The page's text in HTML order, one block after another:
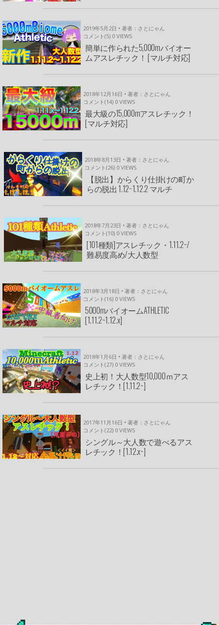
2019年5月2日 • 著者：さとにゃん
コメント(5) 0 VIEWS
簡単に作られた5,000mバイオー
ムアスレチック！ [マルチ対応]
2018年12月16日 • 著者：さとにゃん
コメント(14) 0 VIEWS
最大級の15,000mアスレチック！
[マルチ対応]
2018年8月13日 • 著者：さとにゃん
コメント(26) 0 VIEWS
【脱出】からくり仕掛けの町か
らの脱出 1.12~1.12.2 マルチ
2018年7月23日 • 著者：さとにゃん
コメント(10) 0 VIEWS
[101種類]アスレチック・1.11.2~/
難易度高め/大人数型
2018年3月18日 • 著者：さとにゃん
コメント(16) 0 VIEWS
5000mバイオームATHLETIC
[1.11.2~1.12.x]
2018年1月6日 • 著者：さとにゃん
コメント(27) 0 VIEWS
史上初！大人数型10,000ｍアス
レチック！[1.11.2~]
2017年11月16日 • 著者：さとにゃん
コメント(22) 0 VIEWS
シングル～大人数で遊べるアス
レチック！[1.12.x~]